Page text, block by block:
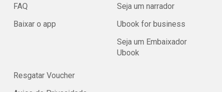
FAQ
Baixar o app
Seja um narrador
Ubook for business
Seja um Embaixador
Ubook
Resgatar Voucher